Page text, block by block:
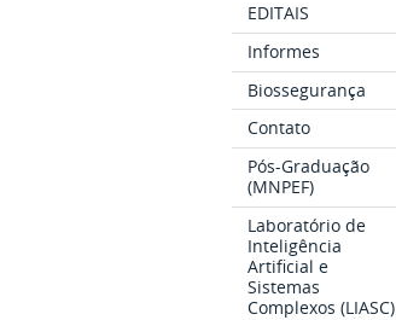
EDITAIS
Informes
Biossegurança
Contato
Pós-Graduação
(MNPEF)
Laboratório de
Inteligência
Artificial e
Sistemas
Complexos (LIASC)